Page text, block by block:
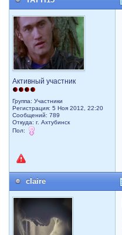
Активный участник
Группа: Участники
Регистрация: 5 Ноя 2012, 22:20
Сообщений: 789
Откуда: г. Ахтубинск
Пол:
claire